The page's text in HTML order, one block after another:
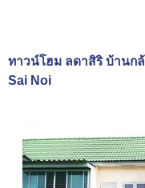
ทาวน์โฮม ลดาสิริ บ้านก
Sai Noi